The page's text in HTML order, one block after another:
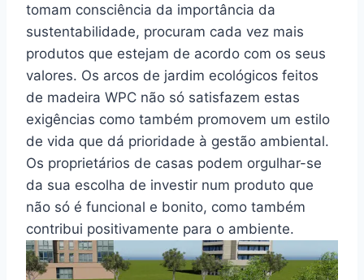
tomam consciência da importância da
sustentabilidade, procuram cada vez mais
produtos que estejam de acordo com os seus
valores. Os arcos de jardim ecológicos feitos
de madeira WPC não só satisfazem estas
exigências como também promovem um estilo
de vida que dá prioridade à gestão ambiental.
Os proprietários de casas podem orgulhar-se
da sua escolha de investir num produto que
não só é funcional e bonito, como também
contribui positivamente para o ambiente.